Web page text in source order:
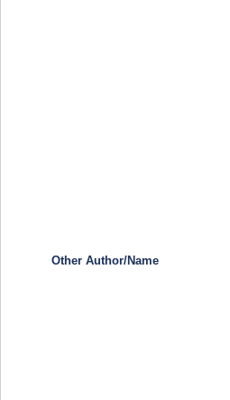
Other Author/Name